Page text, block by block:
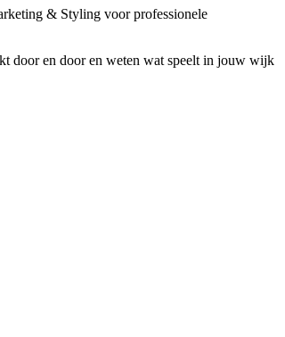
& Styling voor professionele
door en door en weten wat speelt in jouw wijk